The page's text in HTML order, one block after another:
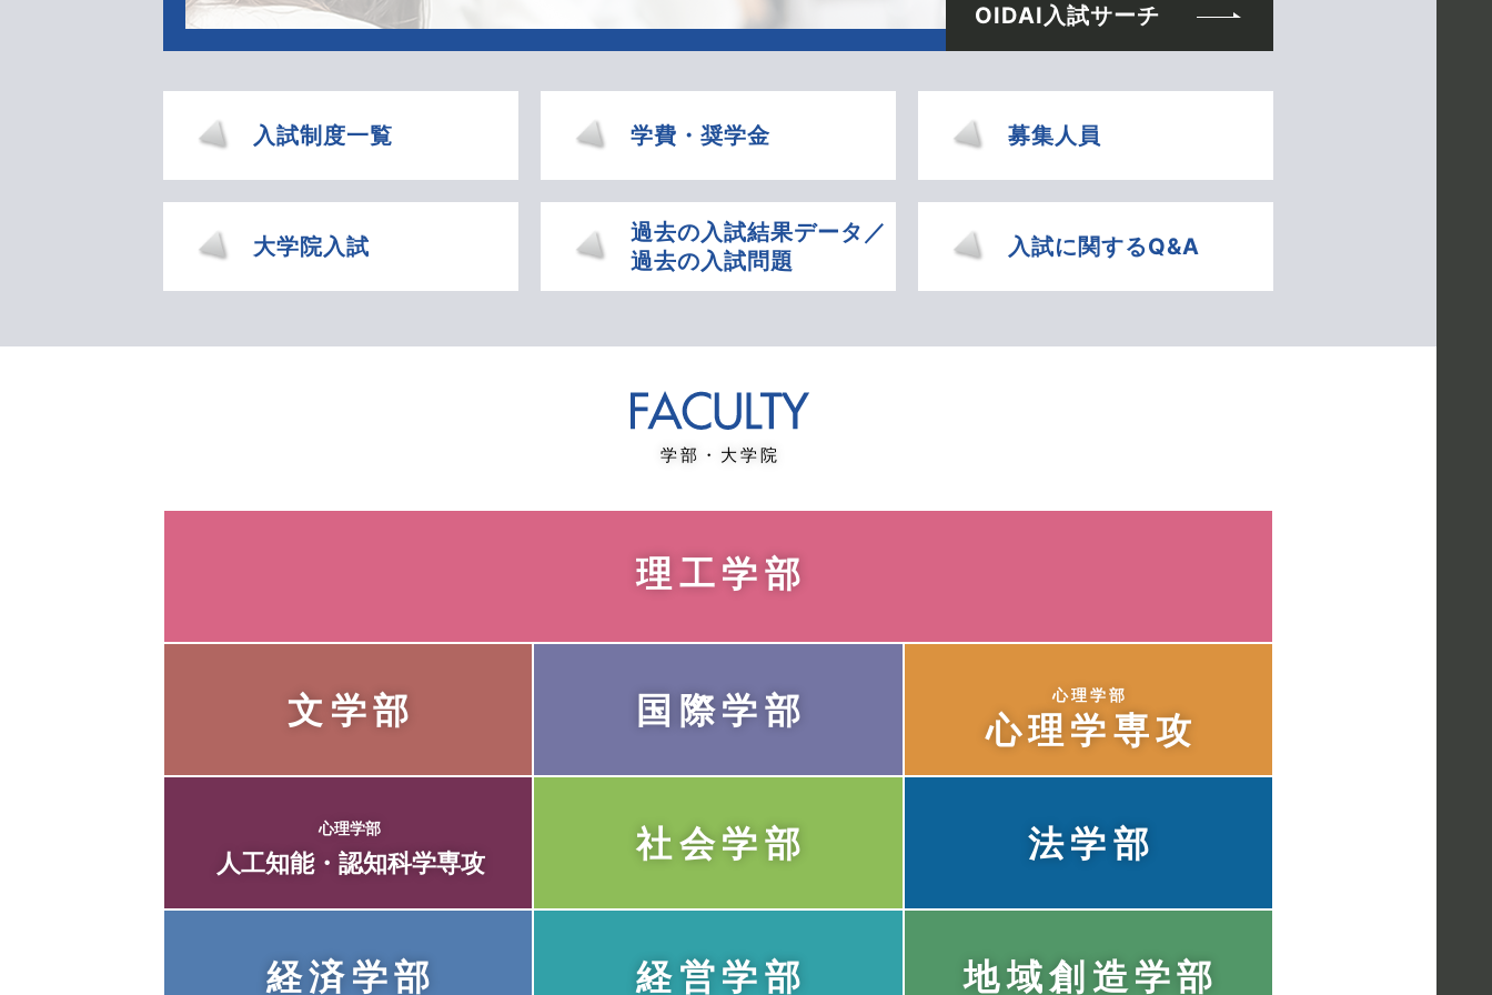
OIDAI入試サーチ
入試制度一覧 学費・奨学金 募集人員
大学院入試
過去の入試結果データ／
過去の入試問題
入試に関するQ&A
学部・大学院
理工学部
文学部 国際学部 心理学部
心理学専攻
心理学部
人工知能・ 認知科学専攻 社会学部 法学部
経済学部 経営学部 地域創造学部